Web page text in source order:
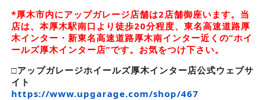
*厚木市内にアップガレージ店舗は2店舗御座います。当
店は、本厚木駅南口より徒歩20分程度、東名高速道路厚
木インター・新東名高速道路厚木南インター近くの”ホイ
ールズ厚木インター店”です。お気をつけ下さい。
□アップガレージホイールズ厚木インター店公式ウェブサ
イト
https://www.upgarage.com/shop/467